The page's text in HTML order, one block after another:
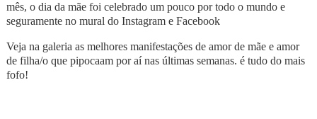
mês, o dia da mãe foi celebrado um pouco por todo o mundo e
seguramente no mural do Instagram e Facebook
Veja na galeria as melhores manifestações de amor de mãe e amor
de filha/o que pipocaam por aí nas últimas semanas. é tudo do mais
fofo!